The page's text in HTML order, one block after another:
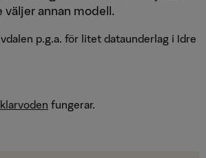
annan modell.
p.g.a. för litet dataunderlag i Idre
fungerar.